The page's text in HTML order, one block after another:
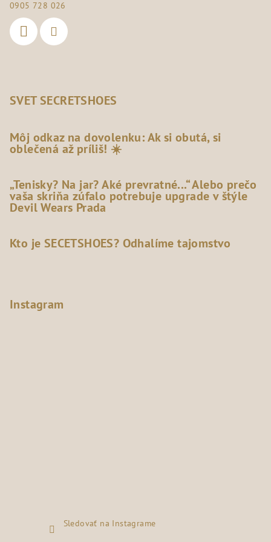
0905 728 026
SVET SECRETSHOES
Môj odkaz na dovolenku: Ak si obutá, si
oblečená až príliš! ☀️
„Tenisky? Na jar? Aké prevratné...“ Alebo prečo
vaša skriňa zúfalo potrebuje upgrade v štýle
Devil Wears Prada
Kto je SECETSHOES? Odhalíme tajomstvo
Instagram
Sledovať na Instagrame